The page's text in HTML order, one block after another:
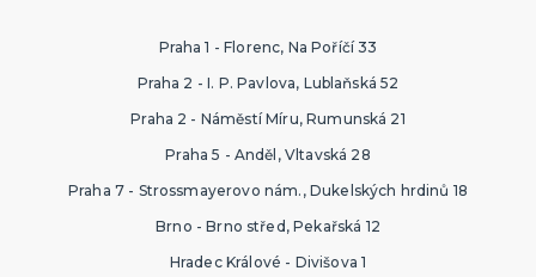
Praha 1 - Florenc, Na Poříčí 33
Praha 2 - I. P. Pavlova, Lublaňská 52
Praha 2 - Náměstí Míru, Rumunská 21
Praha 5 - Anděl, Vltavská 28
Praha 7 - Strossmayerovo nám., Dukelských hrdinů 18
Brno - Brno střed, Pekařská 12
Hradec Králové - Divišova 1